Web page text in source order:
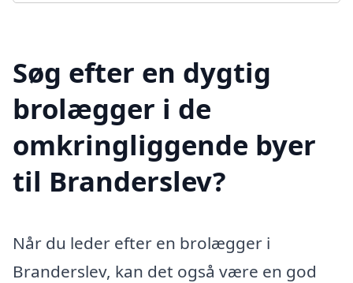
Søg efter en dygtig
brolægger i de
omkringliggende byer
til Branderslev?
Når du leder efter en brolægger i
Branderslev, kan det også være en god